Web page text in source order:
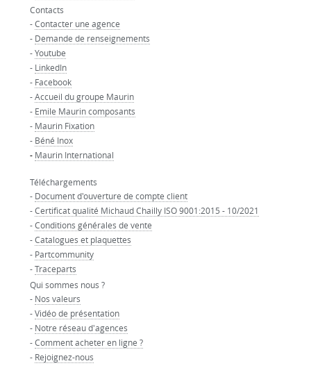
Contacts
-Contacter une agence
- Demande de renseignements
-Youtube
- LinkedIn
- Facebook
-Accueil du groupe Maurin
- Emile Maurin composants
- Maurin Fixation
- Béné Inox
- Maurin International
Téléchargements
- Document d'ouverture de compte client
-Certificat qualité Michaud Chailly ISO 9001:2015 - 10/2021
-Conditions générales de vente
-Catalogues et plaquettes
- Partcommunity
-Traceparts
Qui sommes nous ?
- Nos valeurs
-Vidéo de présentation
- Notre réseau d'agences
-Comment acheter en ligne ?
- Rejoignez-nous